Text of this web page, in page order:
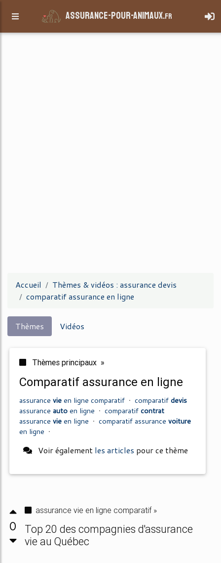
assurance-pour-animaux.fr
Accueil
Thèmes & vidéos : assurance devis
comparatif assurance en ligne
Thèmes Vidéos
Thèmes principaux »
comparatif assurance en ligne
assurance vieen ligne comparatif • comparatifdevis
assurance autoen ligne • comparatifcontrat
assurance vieen ligne • comparatif assurance voiture
en ligne •
Voir également les articles pour ce thème
0
assurance vie en ligne comparatif »
Top 20 des compagnies d'assurance
vie au Québec